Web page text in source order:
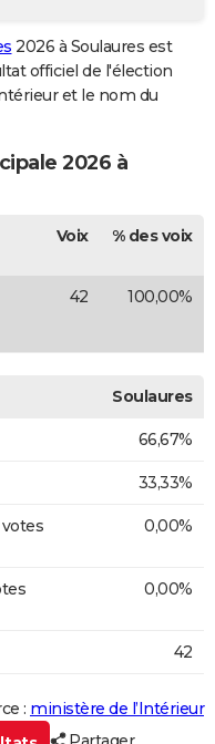
2026 à Soulaures est
officiel de l'élection
et le nom du
2026 à
Voix % des voix
42 100,00%
Soulaures
66,67%
33,33%
0,00%
0,00%
42
: ministère de l’Intérieur